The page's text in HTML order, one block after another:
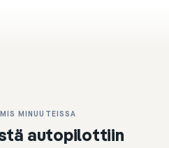
MINUUTEISSA
autopilottiin